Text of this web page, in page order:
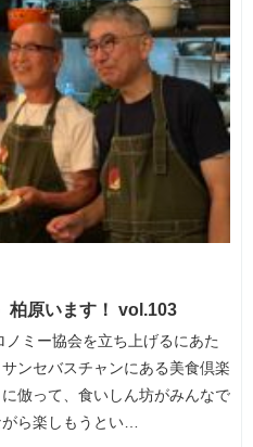
柏原います！ vol.103
ミー協会を立ち上げるにあた
ンセバスチャンにある美食倶楽
倣って、食いしん坊がみんなで
ら楽しもうとい…